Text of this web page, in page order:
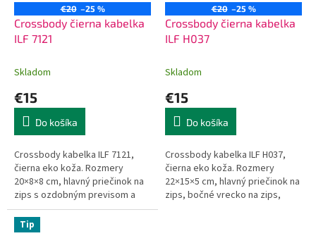
€20 –25 %
Crossbody čierna kabelka
ILF 7121
Skladom
€15
Do košíka
Crossbody kabelka ILF 7121,
čierna eko koža. Rozmery
20×8×8 cm, hlavný priečinok na
zips s ozdobným previsom a
kovovou sponou, otvorené
vrecko na mobil, bočné vrecko
na zips,...
€20 –25 %
Crossbody čierna kabelka
ILF H037
Skladom
€15
Do košíka
Crossbody kabelka ILF H037,
čierna eko koža. Rozmery
22×15×5 cm, hlavný priečinok na
zips, bočné vrecko na zips,
Tip